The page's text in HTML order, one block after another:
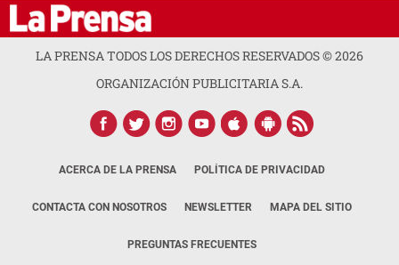
LA PRENSA TODOS LOS DERECHOS RESERVADOS ©2026
ORGANIZACIÓN PUBLICITARIA S.A.
ACERCA DE LA PRENSA POLÍTICA DE PRIVACIDAD
CONTACTA CON NOSOTROS NEWSLETTER MAPA DEL SITIO
PREGUNTAS FRECUENTES